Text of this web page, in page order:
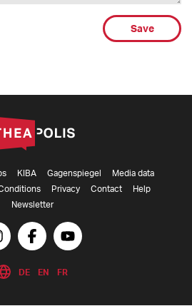
Save
KIBA Gagenspiegel
Media data
Privacy Contact
Help
Newsletter
DE EN FR